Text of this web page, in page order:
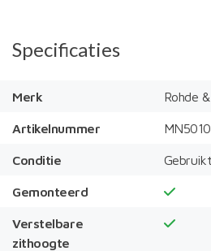
Specificaties
Merk Rohde
Artikelnummer
Conditie Gebruikt
Gemonteerd
Verstelbare
zithoogte